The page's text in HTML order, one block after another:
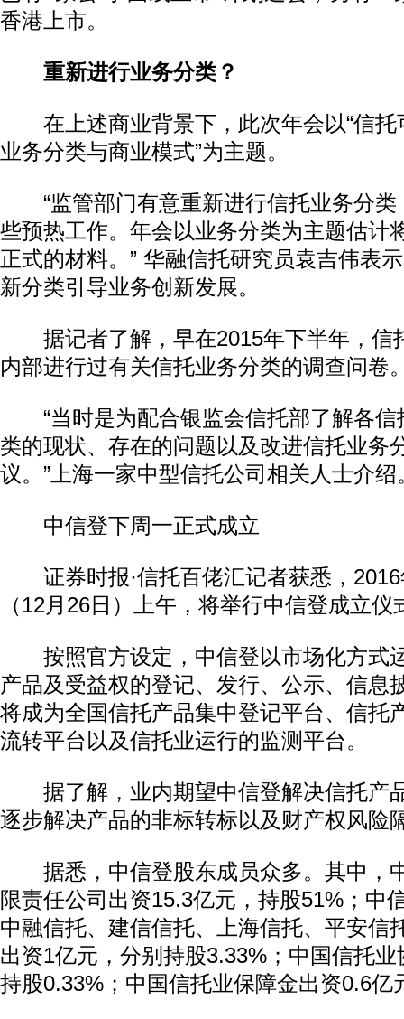
香港上市。
重新进行业务分类？
在上述商业背景下，此次年会以“信托
业务分类与商业模式”为主题。
“监管部门有意重新进行信托业务分类
些预热工作。年会以业务分类为主题估计
正式的材料。” 华融信托研究员袁吉伟表
新分类引导业务创新发展。
据记者了解，早在2015年下半年，信
内部进行过有关信托业务分类的调查问卷
“当时是为配合银监会信托部了解各信
类的现状、存在的问题以及改进信托业务
议。”上海一家中型信托公司相关人士介绍
中信登下周一正式成立
证券时报·信托百佬汇记者获悉，2016
（12月26日）上午，将举行中信登成立仪
按照官方设定，中信登以市场化方式
产品及受益权的登记、发行、公示、信息
将成为全国信托产品集中登记平台、信托
流转平台以及信托业运行的监测平台。
据了解，业内期望中信登解决信托产
逐步解决产品的非标转标以及财产权风险
据悉，中信登股东成员众多。其中，
限责任公司出资15.3亿元，持股51%；中
中融信托、建信信托、上海信托、平安信
出资1亿元，分别持股3.33%；中国信托
持股0.33%；中国信托业保障金出资0.6亿
动物系恋人啊 | 钟欣潼体验爱情哲学 南